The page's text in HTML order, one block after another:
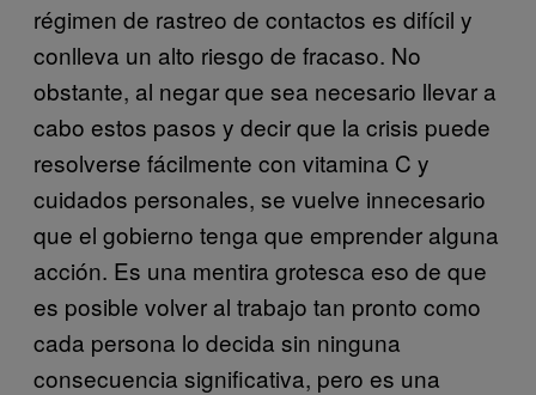
régimen de rastreo de contactos es difícil y
conlleva un alto riesgo de fracaso. No
obstante, al negar que sea necesario llevar a
cabo estos pasos y decir que la crisis puede
resolverse fácilmente con vitamina C y
cuidados personales, se vuelve innecesario
que el gobierno tenga que emprender alguna
acción. Es una mentira grotesca eso de que
es posible volver al trabajo tan pronto como
cada persona lo decida sin ninguna
consecuencia significativa, pero es una